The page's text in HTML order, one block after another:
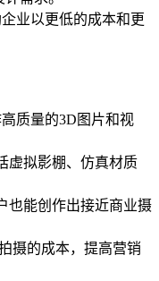
业以更低的成本和更
质量的3D图片和视
虚拟影棚、仿真材质
也能创作出接近商业摄
摄的成本，提高营销